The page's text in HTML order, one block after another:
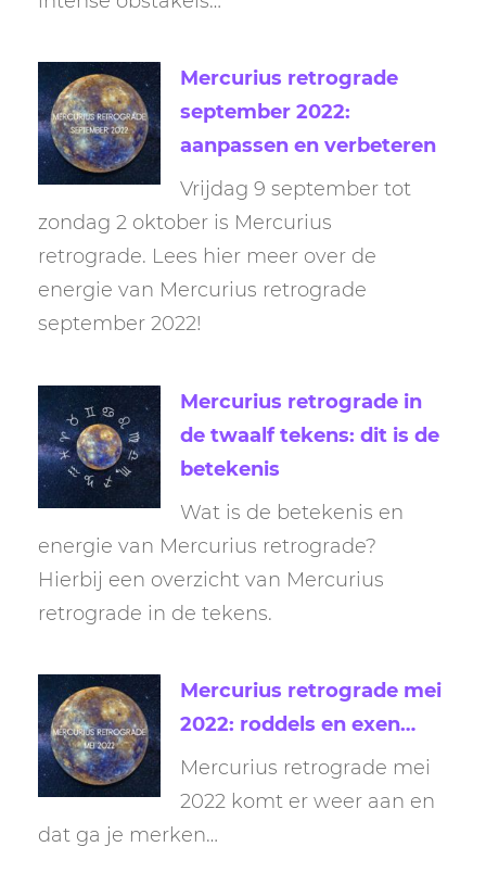
Mercurius retrograde
september 2022:
aanpassen en verbeteren
Vrijdag 9 september tot
zondag 2 oktober is Mercurius
retrograde. Lees hier meer over de
energie van Mercurius retrograde
september 2022!
Mercurius retrograde in
de twaalf tekens: dit is de
betekenis
Wat is de betekenis en
energie van Mercurius retrograde?
Hierbij een overzicht van Mercurius
retrograde in de tekens.
Mercurius retrograde mei
2022: roddels en exen…
Mercurius retrograde mei
2022 komt er weer aan en
dat ga je merken…